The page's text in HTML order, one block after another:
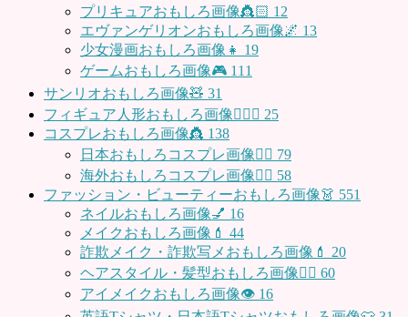
プリキュアおもしろ画像👸🏻 12
エヴァンゲリオンおもしろ画像🌌 13
少女漫画おもしろ画像👧 19
ゲームおもしろ画像🎮 111
サンリオおもしろ画像🧸 31
フィギュア人形おもしろ画像🧍🏼‍♂️ 25
コスプレおもしろ画像👸 138
日本おもしろコスプレ画像🧝‍♀️ 79
海外おもしろコスプレ画像🧝‍♂️ 58
ファッション・ビューティーおもしろ画像👗 551
ネイルおもしろ画像💅 16
メイクおもしろ画像💄 44
詐欺メイク・詐欺写メおもしろ画像💄 20
ヘアスタイル・髪型おもしろ画像👱‍♀️ 60
アイメイクおもしろ画像👁 16